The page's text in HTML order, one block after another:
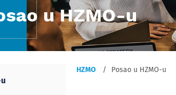
u HZMO-u
HZMO Posao u HZMO-u